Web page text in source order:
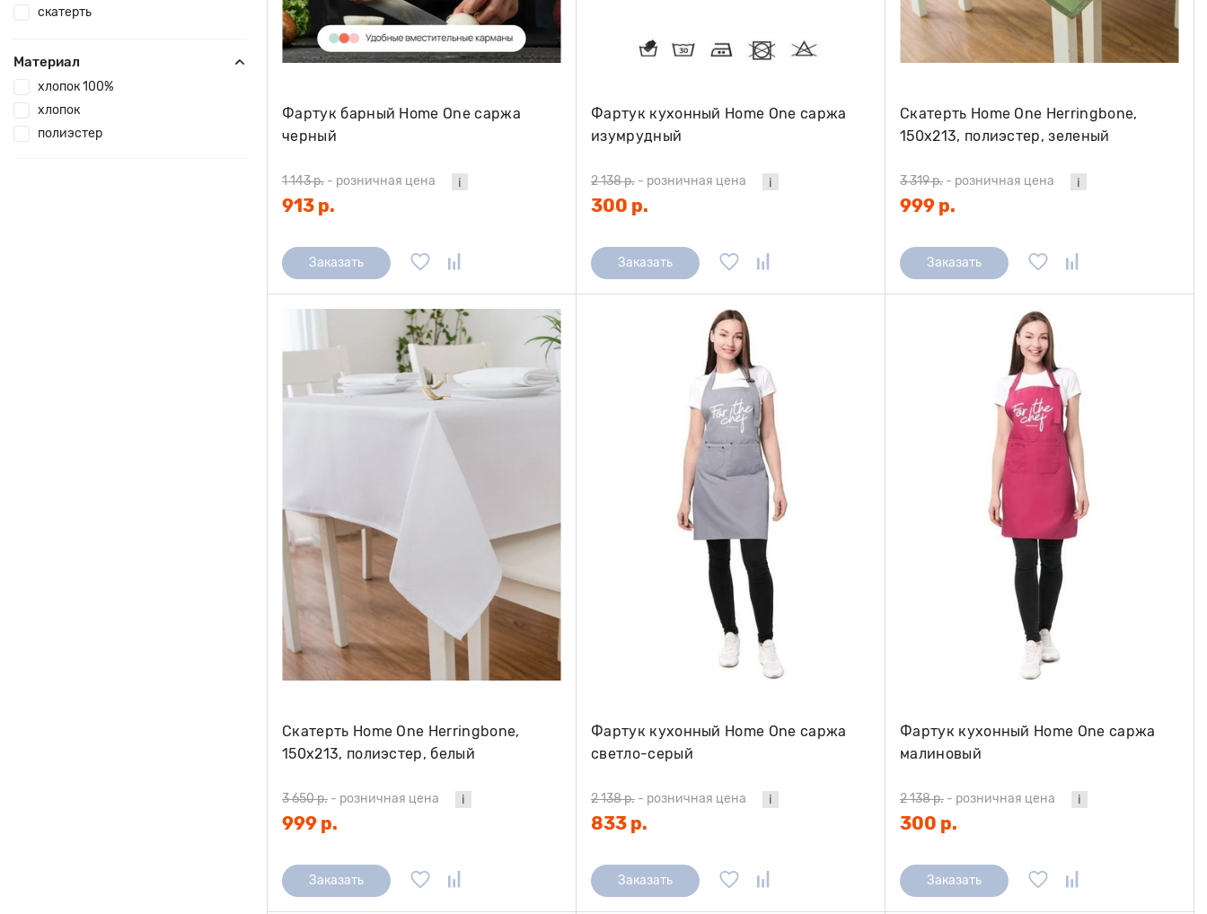
скатерть
Материал
хлопок 100%
хлопок
полиэстер
Фартук барный Home One саржа
черный
1 143 р. - розничная цена
913 р.
Заказать
Фартук кухонный Home One саржа
изумрудный
2 138 р. - розничная цена
300 р.
Заказать
Скатерть Home One Herringbone,
150х213, полиэстер, зеленый
3 319 р. - розничная цена
999 р.
Заказать
Скатерть Home One Herringbone,
150х213, полиэстер, белый
3 650 р. - розничная цена
999 р.
Заказать
Фартук кухонный Home One саржа
светло-серый
2 138 р. - розничная цена
833 р.
Заказать
Фартук кухонный Home One саржа
малиновый
2 138 р. - розничная цена
300 р.
Заказать